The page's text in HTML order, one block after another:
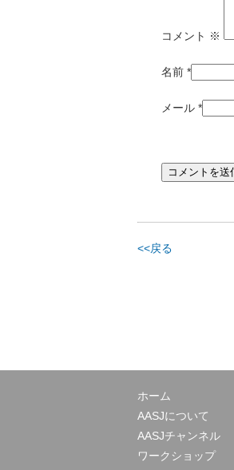
コメント ※
名前 *
メール *
<<戻る
ホーム
AASJについて
AASJチャンネル
ワークショップ